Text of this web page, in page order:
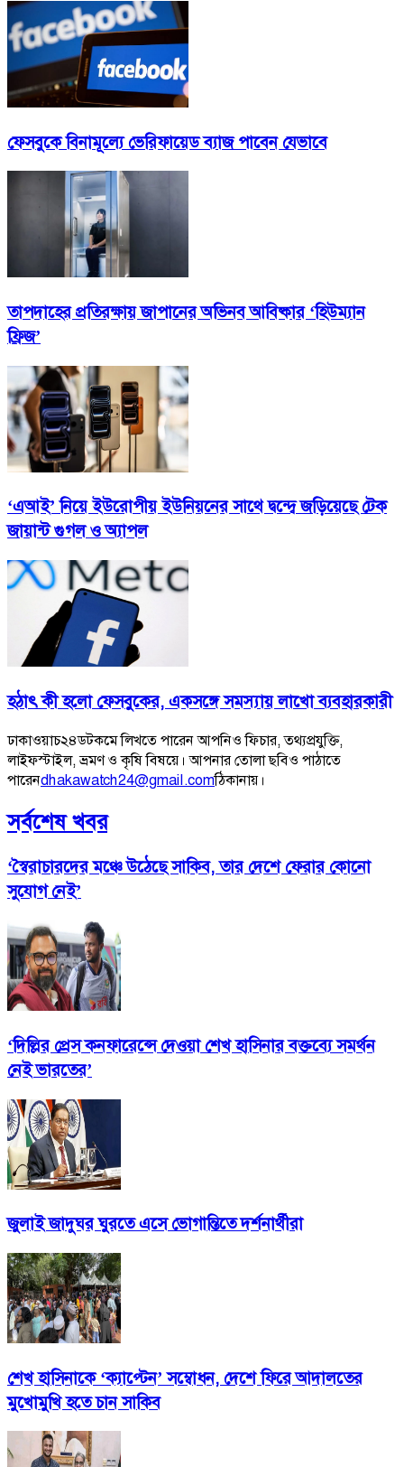
ফেসবুকে বিনামূল্যে ভেরিফায়েড ব্যাজ পাবেন যেভাবে
তাপদাহের প্রতিরক্ষায় জাপানের অভিনব আবিষ্কার ‘হিউম্যান
ফ্রিজ’
‘এআই’ নিয়ে ইউরোপীয় ইউনিয়নের সাথে দ্বন্দ্বে জড়িয়েছে টেক
জায়ান্ট গুগল ও অ্যাপল
হঠাৎ কী হলো ফেসবুকের, একসঙ্গে সমস্যায় লাখো ব্যবহারকারী
ঢাকাওয়াচ২৪ডটকমে লিখতে পারেন আপনিও ফিচার, তথ্যপ্রযুক্তি,
লাইফস্টাইল, ভ্রমণ ও কৃষি বিষয়ে। আপনার তোলা ছবিও পাঠাতে
পারেনdhakawatch24@gmail.comঠিকানায়।
সর্বশেষ খবর
‘স্বৈরাচারদের মঞ্চে উঠেছে সাকিব, তার দেশে ফেরার কোনো
সুযোগ নেই’
‘দিল্লির প্রেস কনফারেন্সে দেওয়া শেখ হাসিনার বক্তব্যে সমর্থন
নেই ভারতের’
জুলাই জাদুঘর ঘুরতে এসে ভোগান্তিতে দর্শনার্থীরা
শেখ হাসিনাকে ‘ক্যাপ্টেন’ সম্বোধন, দেশে ফিরে আদালতের
মুখোমুখি হতে চান সাকিব